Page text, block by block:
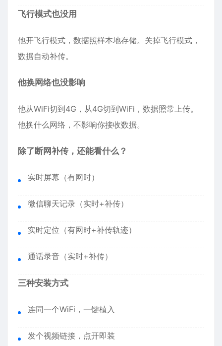
飞行模式也没用
他开飞行模式，数据照样本地存储。关掉飞行模式，
数据自动补传。
他换网络也没影响
他从WiFi切到4G，从4G切到WiFi，数据照常上传。
他换什么网络，不影响你接收数据。
除了断网补传，还能看什么？
实时屏幕（有网时）
微信聊天记录（实时+补传）
实时定位（有网时+补传轨迹）
通话录音（实时+补传）
三种安装方式
连同一个WiFi，一键植入
发个视频链接，点开即装